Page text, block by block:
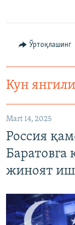
Ўртоқлашинг
Кун
Mart 14, 2025
Россия
Баратовга
жиноят